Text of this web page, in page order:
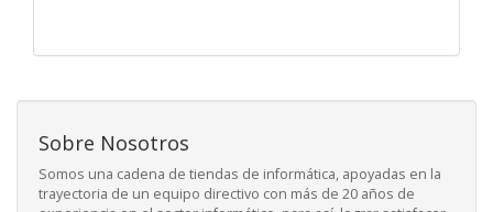
Sobre Nosotros
Somos una cadena de tiendas de informática, apoyadas en la
trayectoria de un equipo directivo con más de 20 años de